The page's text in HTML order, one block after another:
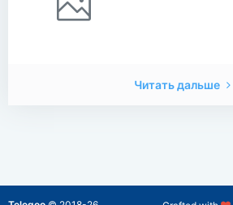
Читать дальше